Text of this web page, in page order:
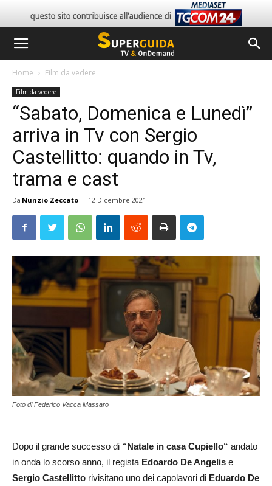
Home Film da vedere
Film da vedere
“Sabato, Domenica e Lunedì”
arriva in Tv con Sergio
Castellitto: quando in Tv,
trama e cast
Da Nunzio Zeccato - 12 Dicembre 2021
Foto di Federico Vacca Massaro
Dopo il grande successo di “Natale in casa Cupiello“ andato
in onda lo scorso anno, il regista Edoardo De Angelis e
Sergio Castellitto rivisitano uno dei capolavori di Eduardo De